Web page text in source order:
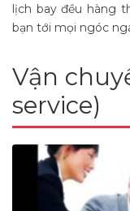
lịch bay đều hàng
bạn tới mọi ngóc
Vận
service)